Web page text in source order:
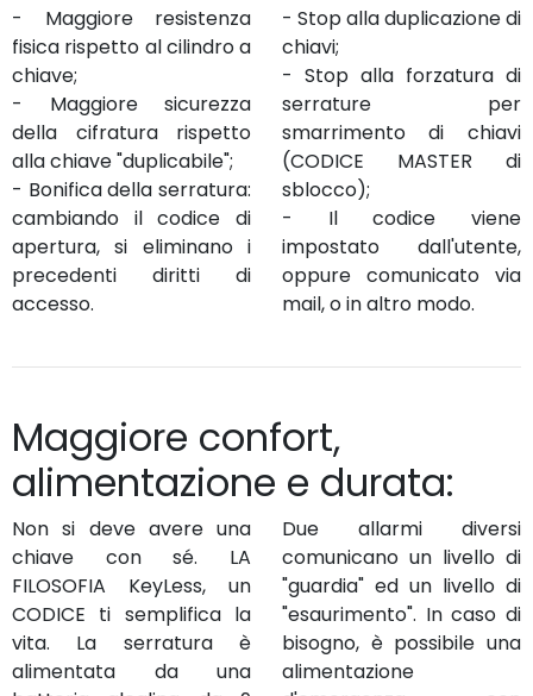
- Maggiore resistenza
fisica rispetto al cilindro a
chiave;
- Maggiore sicurezza
della cifratura rispetto
alla chiave "duplicabile";
- Bonifica della serratura:
cambiando il codice di
apertura, si eliminano i
precedenti diritti di
accesso.
- Stop alla duplicazione di
chiavi;
- Stop alla forzatura di
serrature per
smarrimento di chiavi
(CODICE MASTER di
sblocco);
- Il codice viene
impostato dall'utente,
oppure comunicato via
mail, o in altro modo.
Maggiore confort,
alimentazione e durata:
Non si deve avere una
chiave con sé. LA
FILOSOFIA KeyLess, un
CODICE ti semplifica la
vita. La serratura è
alimentata da una
Due allarmi diversi
comunicano un livello di
"guardia" ed un livello di
"esaurimento". In caso di
bisogno, è possibile una
alimentazione